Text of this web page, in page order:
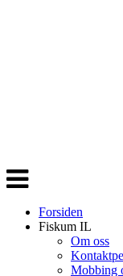
Veksle
navigasjon
Forsiden
Fiskum IL
Om oss
Mobbing